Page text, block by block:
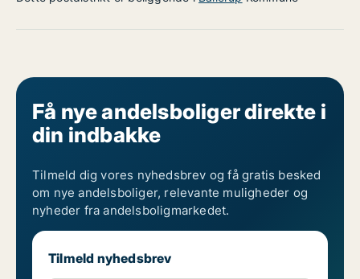
Få nye andelsboliger direkte i
din indbakke
Tilmeld dig vores nyhedsbrev og få gratis besked
om nye andelsboliger, relevante muligheder og
nyheder fra andelsboligmarkedet.
Tilmeld nyhedsbrev